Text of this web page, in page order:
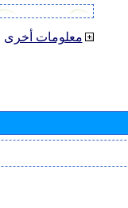
معلومات أخرى